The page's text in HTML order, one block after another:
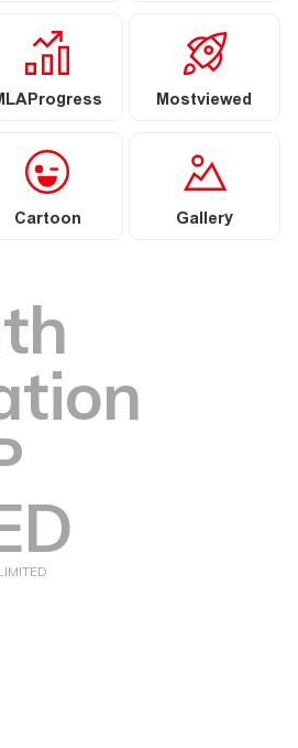
Mostviewed
Cartoon Gallery